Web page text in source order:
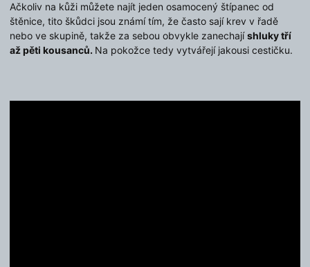
Ačkoliv na kůži můžete najít jeden osamocený štípanec od
štěnice, tito škůdci jsou známí tím, že často sají krev v řadě
nebo ve skupině, takže za sebou obvykle zanechajíshluky tří
až pěti kousanců. Na pokožce tedy vytvářejí jakousi cestičku.